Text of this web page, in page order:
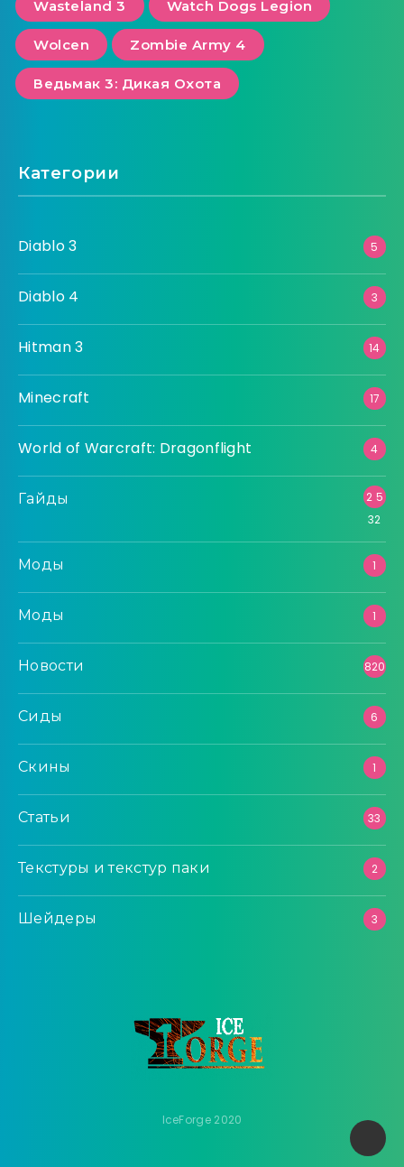
Wasteland 3 Watch Dogs Legion
Wolcen Zombie Army 4
Ведьмак 3: Дикая Охота
Категории
Diablo 3 5
Diablo 4 3
Hitman 3 14
Minecraft 17
World of Warcraft: Dragonflight 4
Гайды
2 5
32
Моды 1
Моды 1
Новости 820
Сиды 6
Скины 1
Статьи 33
Текстуры и текстур паки 2
Шейдеры 3
IceForge 2020